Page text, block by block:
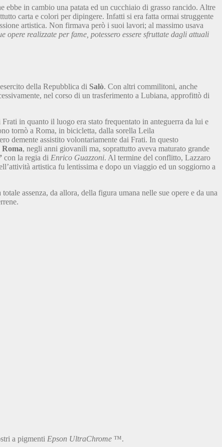
ebbe in cambio una patata ed un cucchiaio di grasso rancido. Altre
carta e colori per dipingere. Infatti si era fatta ormai struggente
artistica. Non firmava però i suoi lavori; al massimo usava
realizzate per fame, potessero essere sfruttate dagli attuali
della Repubblica di Salò. Con altri commilitoni, anche
nel corso di un trasferimento a Lubiana, approfittò di
in quanto il luogo era stato frequentato in anteguerra da lui e
tornò a Roma, in bicicletta, dalla sorella Leila
demente assistito volontariamente dai Frati. In questo
Roma, negli anni giovanili ma, soprattutto aveva maturato grande
con la regia di Enrico Guazzoni. Al termine del conflitto, Lazzaro
artistica fu lentissima e dopo un viaggio ed un soggiorno a
assenza, da allora, della figura umana nelle sue opere e da una
a pigmenti Epson UltraChrome ™.